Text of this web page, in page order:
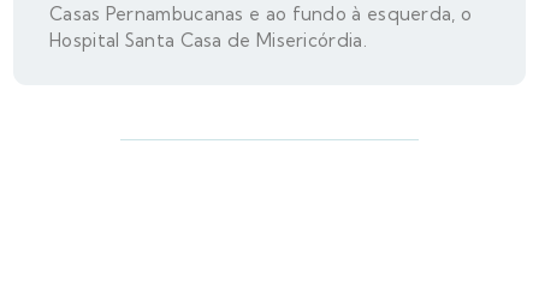
Casas Pernambucanas e ao fundo à esquerda, o
Hospital Santa Casa de Misericórdia.